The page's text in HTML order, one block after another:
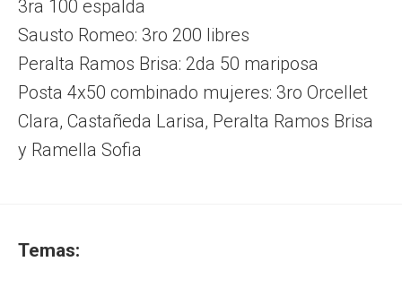
3ra 100 espalda
Sausto Romeo: 3ro 200 libres
Peralta Ramos Brisa: 2da 50 mariposa
Posta 4x50 combinado mujeres: 3ro Orcellet
Clara, Castañeda Larisa, Peralta Ramos Brisa
y Ramella Sofia
Temas: